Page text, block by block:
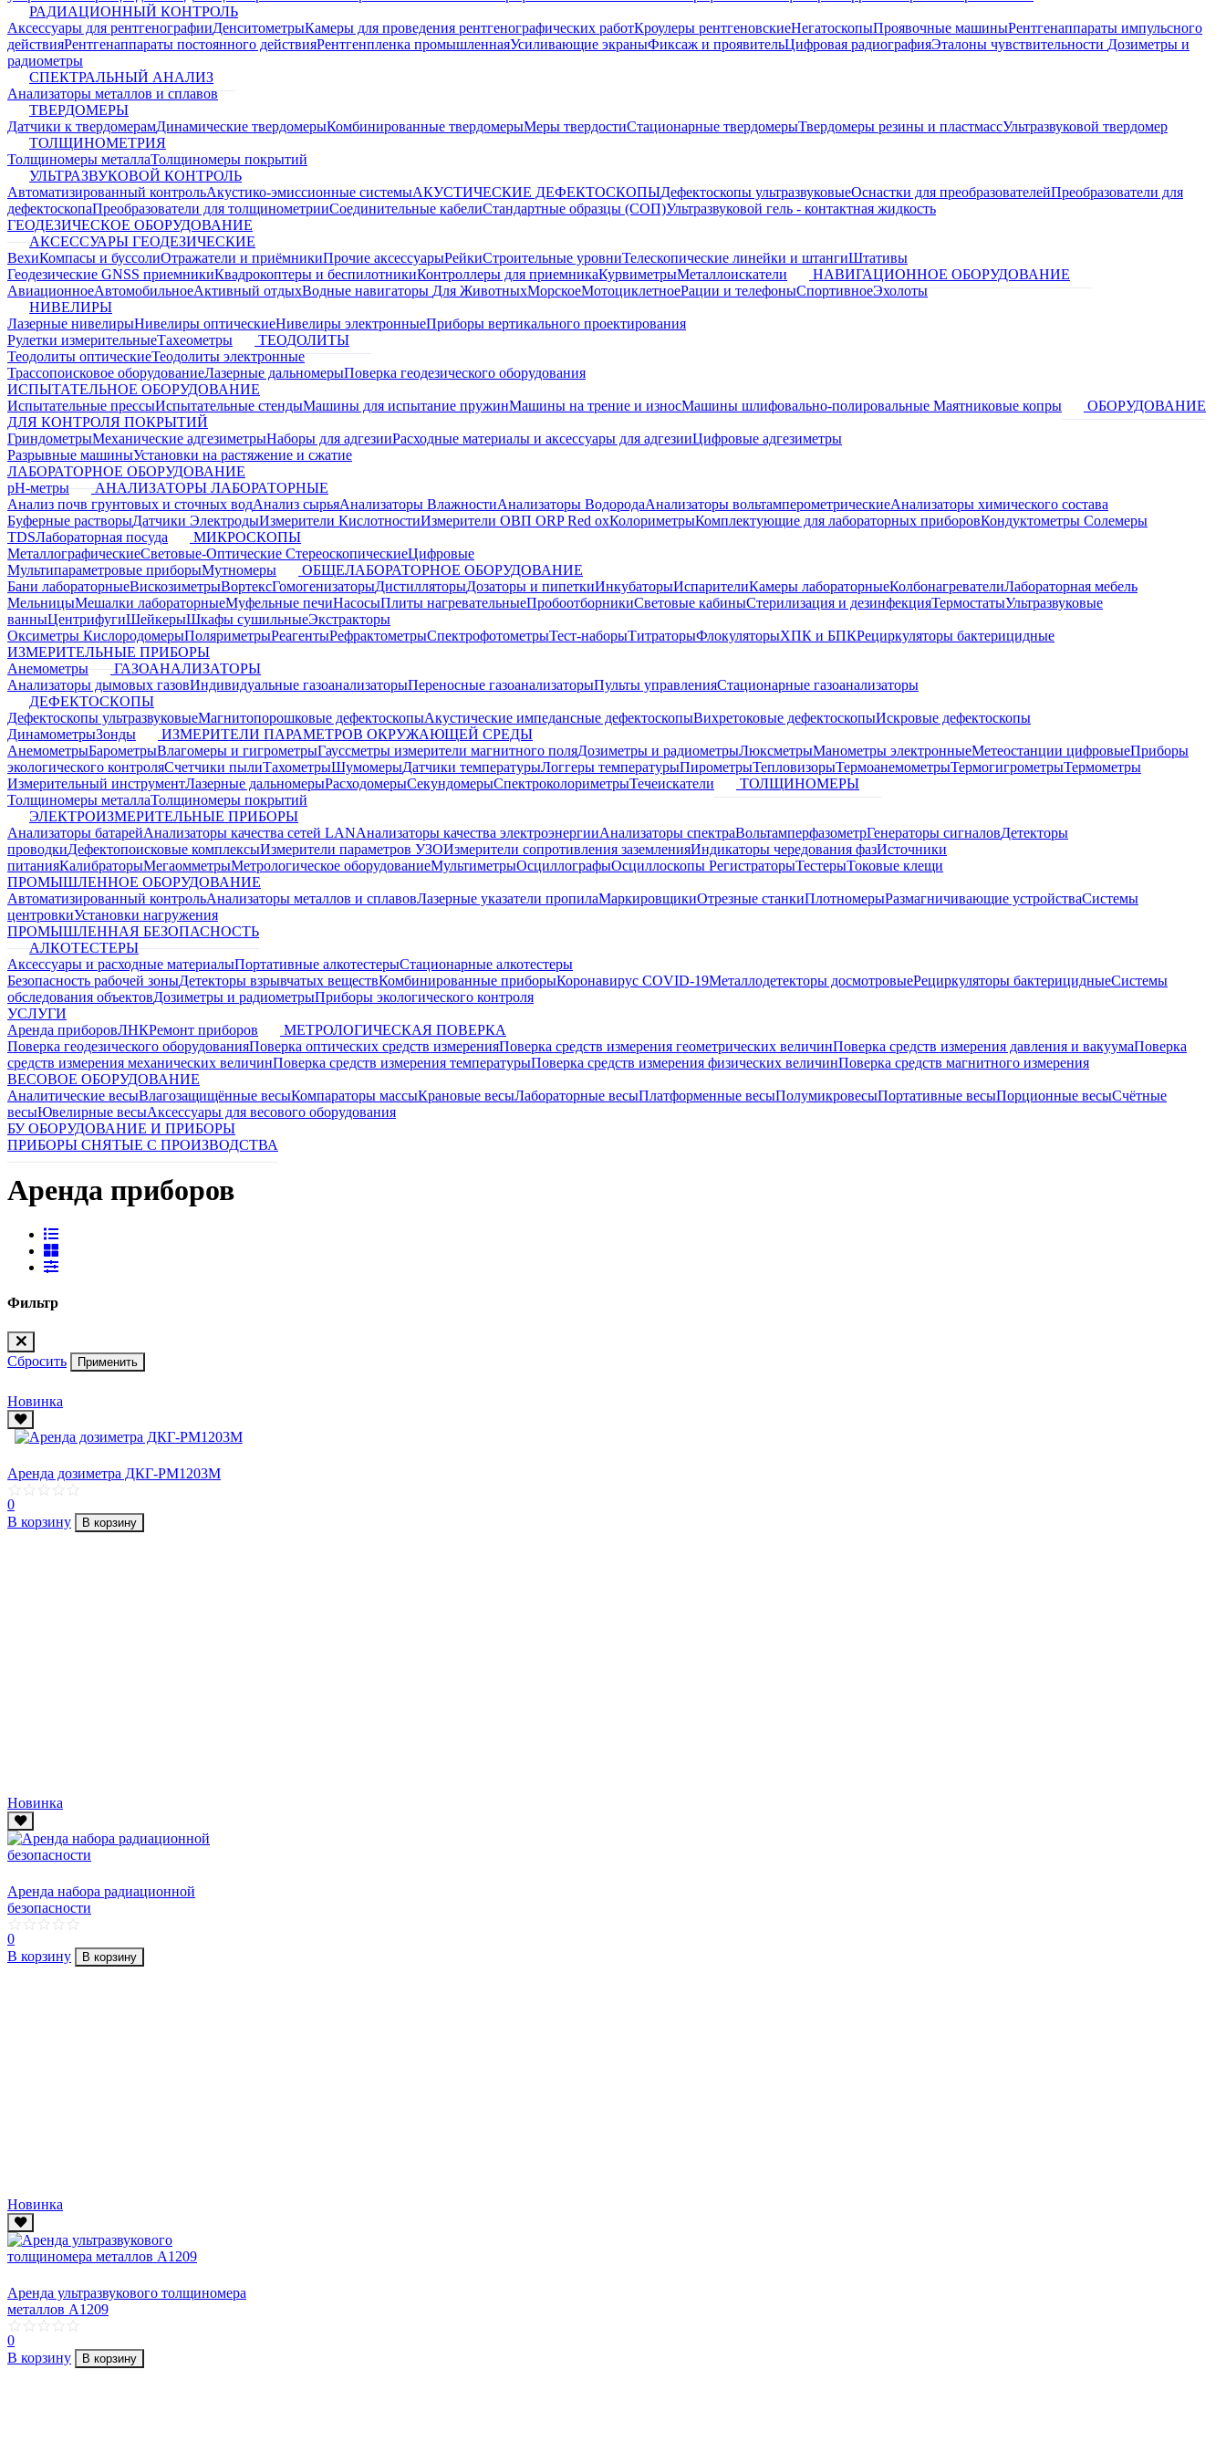
РАДИАЦИОННЫЙ КОНТРОЛЬ
Аксессуары для рентгенографииДенситометрыКамеры для проведения рентгенографических работКроулеры рентгеновскиеНегатоскопыПроявочные машиныРентгенаппараты импульсного
действияРентгенаппараты постоянного действияРентгенпленка промышленнаяУсиливающие экраныФиксаж и проявительЦифровая радиографияЭталоны чувствительности Дозиметры и
радиометры
СПЕКТРАЛЬНЫЙ АНАЛИЗ
Анализаторы металлов и сплавов
ТВЕРДОМЕРЫ
Датчики к твердомерамДинамические твердомерыКомбинированные твердомерыМеры твердостиСтационарные твердомерыТвердомеры резины и пластмассУльтразвуковой твердомер
ТОЛЩИНОМЕТРИЯ
Толщиномеры металлаТолщиномеры покрытий
УЛЬТРАЗВУКОВОЙ КОНТРОЛЬ
Автоматизированный контрольАкустико-эмиссионные системыАКУСТИЧЕСКИЕ ДЕФЕКТОСКОПЫДефектоскопы ультразвуковыеОснастки для преобразователейПреобразователи для
дефектоскопаПреобразователи для толщинометрииСоединительные кабелиСтандартные образцы (СОП)Ультразвуковой гель - контактная жидкость
ГЕОДЕЗИЧЕСКОЕ ОБОРУДОВАНИЕ
АКСЕССУАРЫ ГЕОДЕЗИЧЕСКИЕ
ВехиКомпасы и буссолиОтражатели и приёмникиПрочие аксессуарыРейкиСтроительные уровниТелескопические линейки и штангиШтативы
Геодезические GNSS приемникиКвадрокоптеры и беспилотникиКонтроллеры для приемникаКурвиметрыМеталлоискатели
НАВИГАЦИОННОЕ ОБОРУДОВАНИЕ
АвиационноеАвтомобильноеАктивный отдыхВодные навигаторы Для ЖивотныхМорскоеМотоциклетноеРации и телефоныСпортивноеЭхолоты
НИВЕЛИРЫ
Лазерные нивелирыНивелиры оптическиеНивелиры электронныеПриборы вертикального проектирования
Рулетки измерительныеТахеометры
ТЕОДОЛИТЫ
Теодолиты оптическиеТеодолиты электронные
Трассопоисковое оборудованиеЛазерные дальномерыПоверка геодезического оборудования
ИСПЫТАТЕЛЬНОЕ ОБОРУДОВАНИЕ
Испытательные прессыИспытательные стендыМашины для испытание пружинМашины на трение и износМашины шлифовально-полировальные Маятниковые копры
ОБОРУДОВАНИЕ
ДЛЯ КОНТРОЛЯ ПОКРЫТИЙ
ГриндометрыМеханические адгезиметрыНаборы для адгезииРасходные материалы и аксессуары для адгезииЦифровые адгезиметры
Разрывные машиныУстановки на растяжение и сжатие
ЛАБОРАТОРНОЕ ОБОРУДОВАНИЕ
pH-метры
АНАЛИЗАТОРЫ ЛАБОРАТОРНЫЕ
Анализ почв грунтовых и сточных водАнализ сырьяАнализаторы ВлажностиАнализаторы ВодородаАнализаторы вольтамперометрическиеАнализаторы химического состава
Буферные растворыДатчики ЭлектродыИзмерители КислотностиИзмерители ОВП ORP Red oxКолориметрыКомплектующие для лабораторных приборовКондуктометры Солемеры
TDSЛабораторная посуда
МИКРОСКОПЫ
МеталлографическиеСветовые-ОптическиеСтереоскопическиеЦифровые
Мультипараметровые приборыМутномеры
ОБЩЕЛАБОРАТОРНОЕ ОБОРУДОВАНИЕ
Бани лабораторныеВискозиметрыВортексГомогенизаторыДистилляторыДозаторы и пипеткиИнкубаторыИспарителиКамеры лабораторныеКолбонагревателиЛабораторная мебель
МельницыМешалки лабораторныеМуфельные печиНасосыПлиты нагревательныеПробоотборникиСветовые кабиныСтерилизация и дезинфекцияТермостатыУльтразвуковые
ванныЦентрифугиШейкерыШкафы сушильныеЭкстракторы
Оксиметры КислородомерыПоляриметрыРеагентыРефрактометрыСпектрофотометрыТест-наборыТитраторыФлокуляторыХПК и БПКРециркуляторы бактерицидные
ИЗМЕРИТЕЛЬНЫЕ ПРИБОРЫ
Анемометры
ГАЗОАНАЛИЗАТОРЫ
Анализаторы дымовых газовИндивидуальные газоанализаторыПереносные газоанализаторыПульты управленияСтационарные газоанализаторы
ДЕФЕКТОСКОПЫ
Дефектоскопы ультразвуковыеМагнитопорошковые дефектоскопыАкустические импедансные дефектоскопыВихретоковые дефектоскопыИскровые дефектоскопы
ДинамометрыЗонды
ИЗМЕРИТЕЛИ ПАРАМЕТРОВ ОКРУЖАЮЩЕЙ СРЕДЫ
АнемометрыБарометрыВлагомеры и гигрометрыГауссметры измерители магнитного поляДозиметры и радиометрыЛюксметрыМанометры электронныеМетеостанции цифровыеПриборы
экологического контроляСчетчики пылиТахометрыШумомерыДатчики температурыЛоггеры температурыПирометрыТепловизорыТермоанемометрыТермогигрометрыТермометры
Измерительный инструментЛазерные дальномерыРасходомерыСекундомерыСпектроколориметрыТечеискатели
ТОЛЩИНОМЕРЫ
Толщиномеры металлаТолщиномеры покрытий
ЭЛЕКТРОИЗМЕРИТЕЛЬНЫЕ ПРИБОРЫ
Анализаторы батарейАнализаторы качества сетей LANАнализаторы качества электроэнергииАнализаторы спектраВольтамперфазометрГенераторы сигналовДетекторы
проводкиДефектопоисковые комплексыИзмерители параметров УЗОИзмерители сопротивления заземленияИндикаторы чередования фазИсточники
питанияКалибраторыМегаомметрыМетрологическое оборудованиеМультиметрыОсциллографыОсциллоскопы РегистраторыТестерыТоковые клещи
ПРОМЫШЛЕННОЕ ОБОРУДОВАНИЕ
Автоматизированный контрольАнализаторы металлов и сплавовЛазерные указатели пропилаМаркировщикиОтрезные станкиПлотномерыРазмагничивающие устройстваСистемы
центровкиУстановки нагружения
ПРОМЫШЛЕННАЯ БЕЗОПАСНОСТЬ
АЛКОТЕСТЕРЫ
Аксессуары и расходные материалыПортативные алкотестерыСтационарные алкотестеры
Безопасность рабочей зоныДетекторы взрывчатых веществКомбинированные приборыКоронавирус COVID-19Металлодетекторы досмотровыеРециркуляторы бактерицидныеСистемы
обследования объектовДозиметры и радиометрыПриборы экологического контроля
УСЛУГИ
Аренда приборовЛНКРемонт приборов
МЕТРОЛОГИЧЕСКАЯ ПОВЕРКА
Поверка геодезического оборудованияПоверка оптических средств измеренияПоверка средств измерения геометрических величинПоверка средств измерения давления и вакуумаПоверка
средств измерения механических величинПоверка средств измерения температурыПоверка средств измерения физических величинПоверка средств магнитного измерения
ВЕСОВОЕ ОБОРУДОВАНИЕ
Аналитические весыВлагозащищённые весыКомпараторы массыКрановые весыЛабораторные весыПлатформенные весыПолумикровесыПортативные весыПорционные весыСчётные
весыЮвелирные весыАксессуары для весового оборудования
БУ ОБОРУДОВАНИЕ И ПРИБОРЫ
ПРИБОРЫ СНЯТЫЕ С ПРОИЗВОДСТВА
Аренда приборов
Фильтр
Сбросить Применить
Новинка
Аренда дозиметра ДКГ-РМ1203М
0
В корзину
В корзину
Новинка
Аренда набора радиационной
безопасности
0
В корзину
В корзину
Новинка
Аренда ультразвукового толщиномера
металлов А1209
0
В корзину
В корзину